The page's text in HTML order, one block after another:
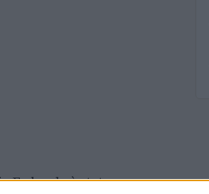
Federale è stata